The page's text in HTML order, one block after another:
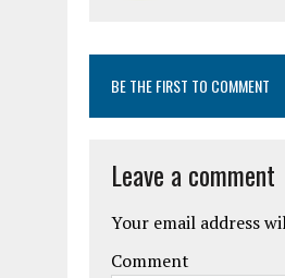
BE THE FIRST TO COMMENT
Leave a comment
Your email address
Comment